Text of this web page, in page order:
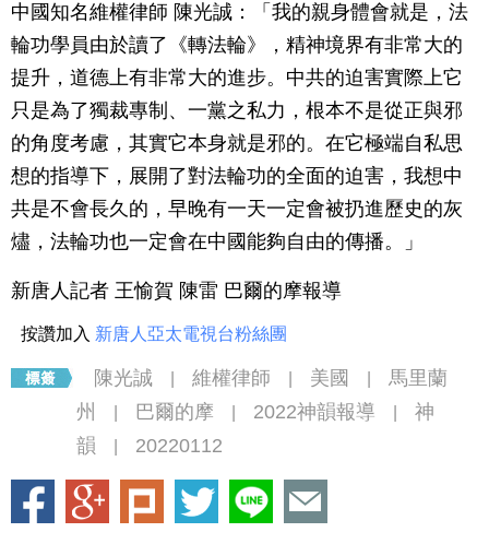
中國知名維權律師 陳光誠：「我的親身體會就是，法
輪功學員由於讀了《轉法輪》，精神境界有非常大的
提升，道德上有非常大的進步。中共的迫害實際上它
只是為了獨裁專制、一黨之私力，根本不是從正與邪
的角度考慮，其實它本身就是邪的。在它極端自私思
想的指導下，展開了對法輪功的全面的迫害，我想中
共是不會長久的，早晚有一天一定會被扔進歷史的灰
燼，法輪功也一定會在中國能夠自由的傳播。」
新唐人記者 王愉賀 陳雷 巴爾的摩報導
按讚加入 新唐人亞太電視台粉絲團
陳光誠 維權律師 美國
馬里蘭
州
巴爾的摩 2022神韻報導
神
韻
20220112